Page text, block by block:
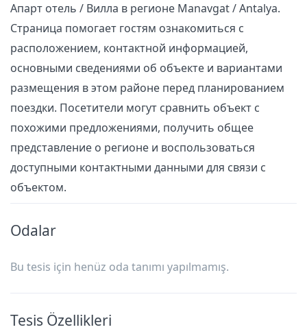
Апарт отель / Вилла в регионе Manavgat / Antalya.
Страница помогает гостям ознакомиться с
расположением, контактной информацией,
основными сведениями об объекте и вариантами
размещения в этом районе перед планированием
поездки. Посетители могут сравнить объект с
похожими предложениями, получить общее
представление о регионе и воспользоваться
доступными контактными данными для связи с
объектом.
Odalar
Bu tesis için henüz oda tanımı yapılmamış.
Tesis Özellikleri